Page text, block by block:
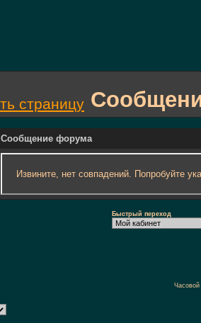
Сообщение форума
Извините, нет совпадений. Попробуйте
Быстрый переход